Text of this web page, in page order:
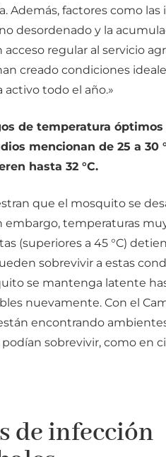
Además, factores como las
desordenado y la
regular al servicio
creado condiciones
todo el año.»
de temperatura óptimos
mencionan de 25 a 30
hasta 32 °C.
que el mosquito se
embargo, temperaturas
(superiores a 45 °C)
sobrevivir a estas
se mantenga latente
nuevamente. Con el
encontrando
sobrevivir, como en
de infección